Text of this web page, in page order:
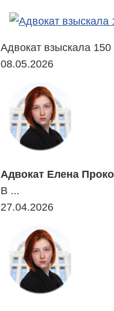
Адвокат взыскала
08.05.2026
Адвокат Елена
В ...
27.04.2026